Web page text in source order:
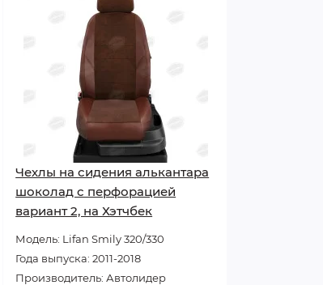
Чехлы на сидения алькантара
шоколад с перфорацией
вариант 2, на Хэтчбек
Модель: Lifan Smily 320/330
Года выпуска: 2011-2018
Производитель: Автолидер